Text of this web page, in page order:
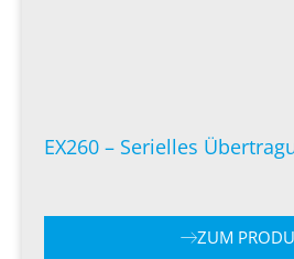
EX260 – Serielles
ZUM